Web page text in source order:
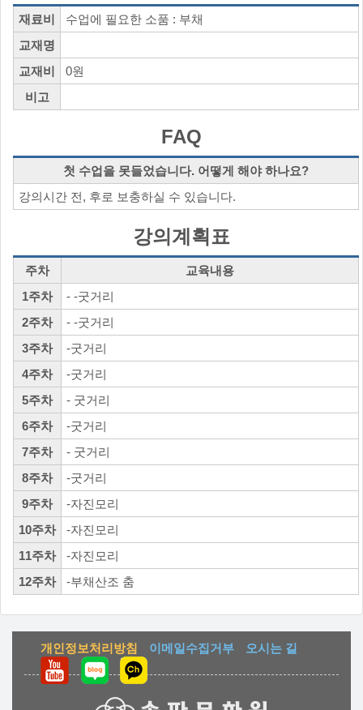
재료비
수업에 필요한 소품 : 부채
교재명
교재비
0원
비고
FAQ
첫 수업을 못들었습니다. 어떻게 해야 하나요?
강의시간 전, 후로 보충하실 수 있습니다.
강의계획표
주차
교육내용
1주차
- -굿거리
2주차
- -굿거리
3주차
-굿거리
4주차
-굿거리
5주차
- 굿거리
6주차
-굿거리
7주차
- 굿거리
8주차
-굿거리
9주차
-자진모리
10주차
-자진모리
11주차
-자진모리
12주차
-부채산조 춤
개인정보처리방침 이메일수집거부 오시는 길